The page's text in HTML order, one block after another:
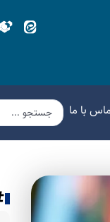
با ما